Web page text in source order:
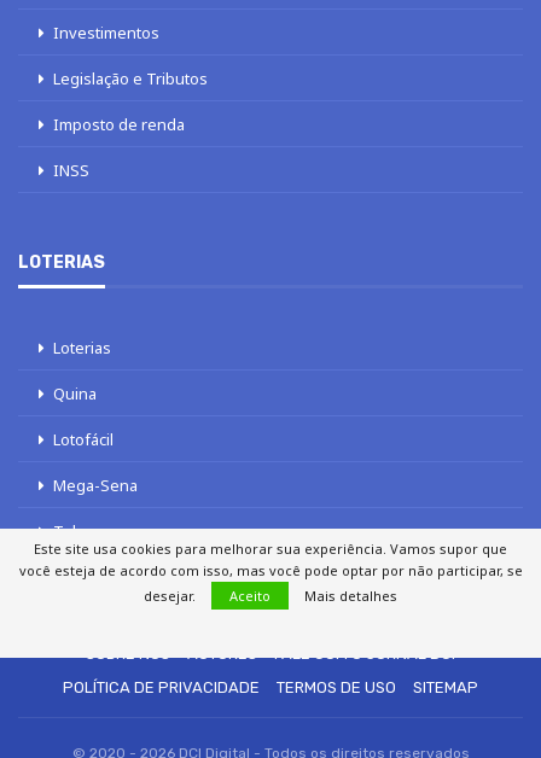
Investimentos
Legislação e Tributos
Imposto de renda
INSS
LOTERIAS
Loterias
Quina
Lotofácil
Mega-Sena
Tele sena
POLÍTICA DE PRIVACIDADE
TERMOS DE USO SITEMAP
© 2020 - 2026 DCI Digital - Todos os direitos reservados
Este site usa cookies para melhorar sua experiência. Vamos supor que
você esteja de acordo com isso, mas você pode optar por não participar, se
desejar.
Aceito Mais detalhes